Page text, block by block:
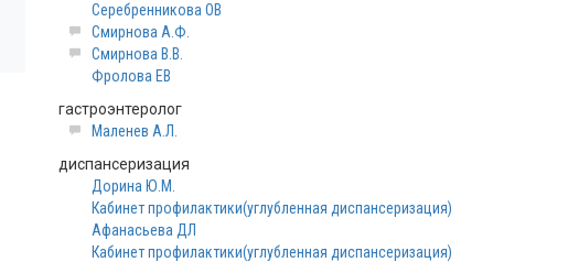
Серебренникова ОВ
Смирнова А.Ф.
Смирнова В.В.
Фролова ЕВ
гастроэнтеролог
Маленев А.Л.
диспансеризация
Дорина Ю.М.
Кабинет профилактики(углубленная диспансеризация)
Афанасьева ДЛ
Кабинет профилактики(углубленная диспансеризация)